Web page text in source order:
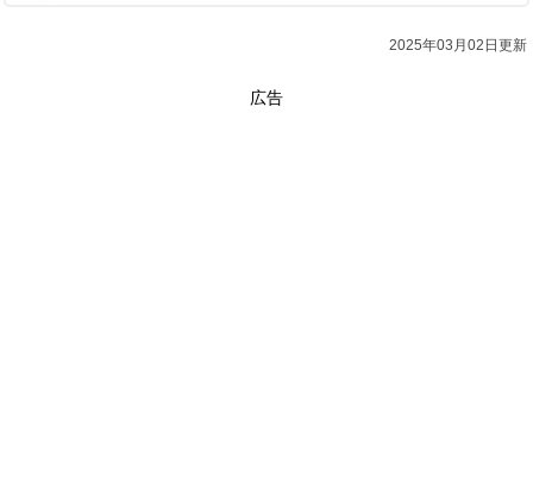
2025年03月02日更新
広告